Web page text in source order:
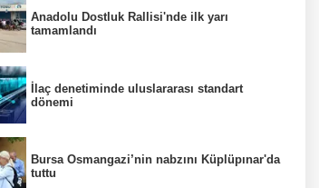
Anadolu Dostluk Rallisi'nde ilk yarı
tamamlandı
İlaç denetiminde uluslararası standart
dönemi
Bursa Osmangazi’nin nabzını Küplüpınar'da
tuttu